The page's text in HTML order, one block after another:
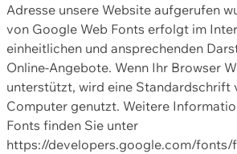
Adresse unsere Website aufgerufen
von Google Web Fonts erfolgt im
einheitlichen und ansprechenden
Online-Angebote. Wenn Ihr Browser
unterstützt, wird eine Standardschrift
Computer genutzt. Weitere
Fonts finden Sie unter
https://developers.google.com/fonts/